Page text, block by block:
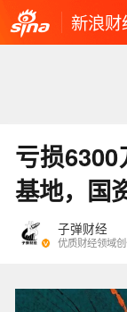
新浪财
亏损
基地，国
子弹财经
优质财经领域